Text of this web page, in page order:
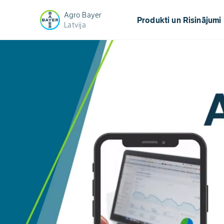
Agro Bayer
Latvija
Produkti un Risinājumi